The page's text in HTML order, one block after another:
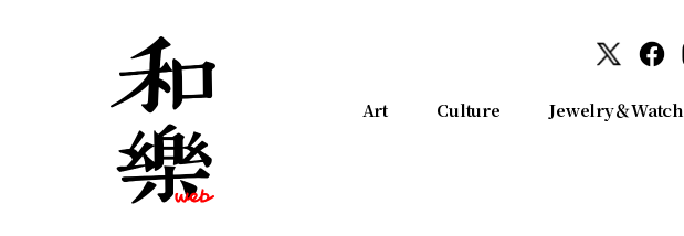
Art Culture Jewelry＆Watch